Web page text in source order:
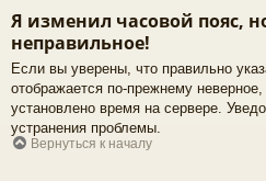
Я изменил часовой пояс,
неправильное!
Если вы уверены, что правильно
отображается по-прежнему
установлено время на сервере.
устранения проблемы.
Вернуться к началу